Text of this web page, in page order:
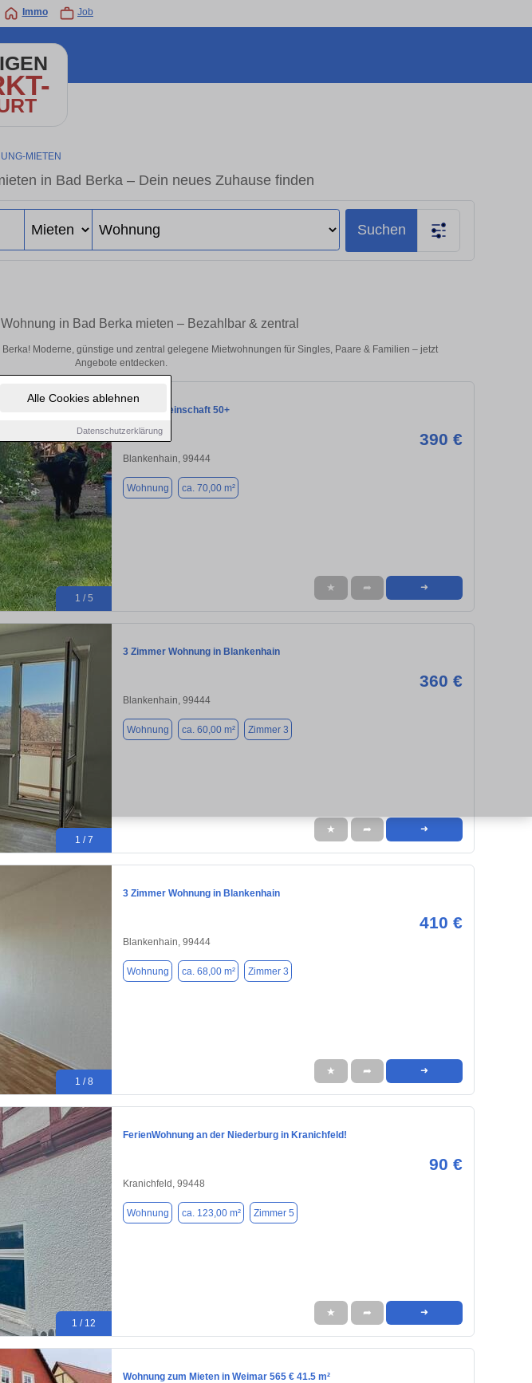
Alle Cookies ablehnen
Datenschutzerklärung
Immo Job
MIETEN
in Bad Berka – Dein neues Zuhause finden
Suchen
in Bad Berka mieten – Bezahlbar & zentral
Moderne, günstige und zentral gelegene Mietwohnungen für Singles, Paare & Familien – jetzt
Angebote entdecken.
1 / 5
Wohngemeinschaft 50+
390 €
Blankenhain, 99444
Wohnung ca. 70,00 m²
★ ➦ ➜
1 / 7
3 Zimmer Wohnung in Blankenhain
360 €
Blankenhain, 99444
Wohnung ca. 60,00 m² Zimmer 3
★ ➦ ➜
1 / 8
3 Zimmer Wohnung in Blankenhain
410 €
Blankenhain, 99444
Wohnung ca. 68,00 m² Zimmer 3
★ ➦ ➜
1 / 12
FerienWohnung an der Niederburg in Kranichfeld!
90 €
Kranichfeld, 99448
Wohnung ca. 123,00 m² Zimmer 5
★ ➦ ➜
Wohnung zum Mieten in Weimar 565 € 41.5 m²